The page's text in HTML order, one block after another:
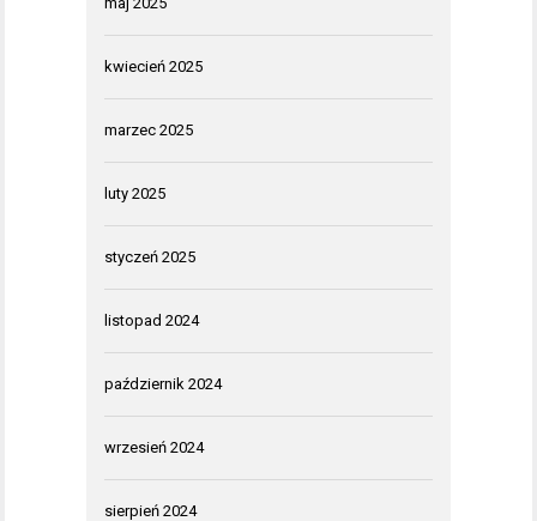
kwiecień 2025
marzec 2025
luty 2025
styczeń 2025
listopad 2024
październik 2024
wrzesień 2024
sierpień 2024